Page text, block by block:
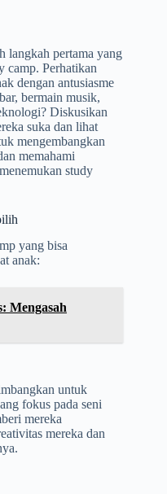
langkah pertama yang
camp. Perhatikan
dengan antusiasme
bermain musik,
Diskusikan
suka dan lihat
mengembangkan
memahami
study
yang bisa
anak:
Mengasah
untuk
fokus pada seni
mereka
mereka dan